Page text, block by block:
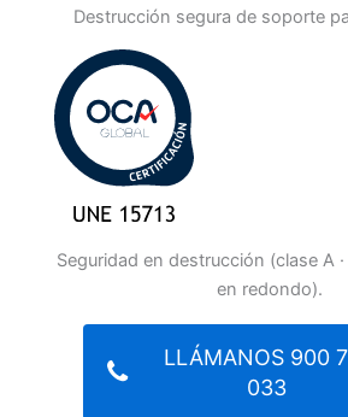
Destrucción segura de soporte
Seguridad en destrucción (clase A
en redondo).
LLÁMANOS 900
033